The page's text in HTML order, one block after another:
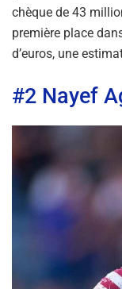
chèque de 43
première place
d’euros, une
#2 Nayef